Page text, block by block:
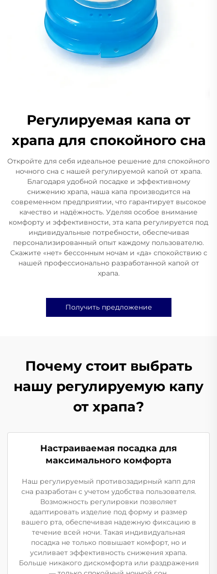
Регулируемая капа от
храпа для спокойного сна
Откройте для себя идеальное решение для спокойного
ночного сна с нашей регулируемой капой от храпа.
Благодаря удобной посадке и эффективному
снижению храпа, наша капа производится на
современном предприятии, что гарантирует высокое
качество и надёжность. Уделяя особое внимание
комфорту и эффективности, эта капа регулируется под
индивидуальные потребности, обеспечивая
персонализированный опыт каждому пользователю.
Скажите «нет» бессонным ночам и «да» спокойствию с
нашей профессионально разработанной капой от
храпа.
Получить предложение
Почему стоит выбрать
нашу регулируемую капу
от храпа?
Настраиваемая посадка для
максимального комфорта
Наш регулируемый противозадирный капп для
сна разработан с учетом удобства пользователя.
Возможность регулировки позволяет
адаптировать изделие под форму и размер
вашего рта, обеспечивая надежную фиксацию в
течение всей ночи. Такая индивидуальная
посадка не только повышает комфорт, но и
усиливает эффективность снижения храпа.
Больше никакого дискомфорта или раздражения